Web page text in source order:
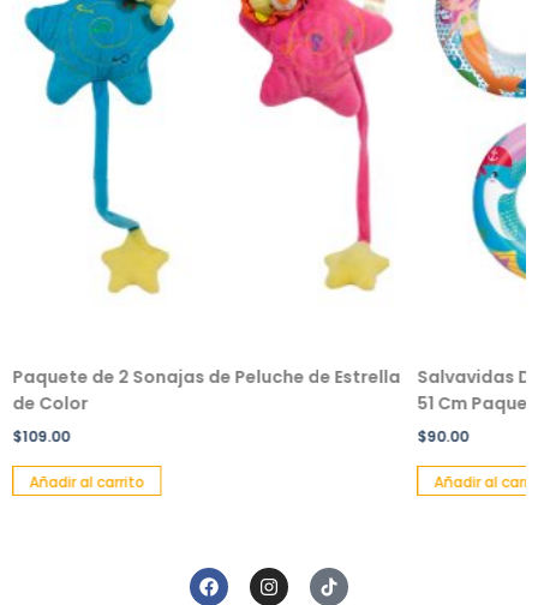
Paquete de 2 Sonajas de Peluche de Estrella
de Color
$109.00
Añadir al carrito
Salvavidas
51 Cm
$90.00
Añadir al